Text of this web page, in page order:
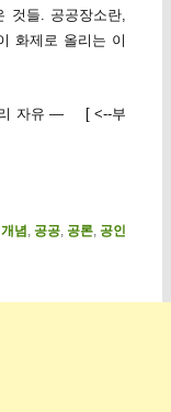
것들. 공공장소란,
화제로 올리는 이
리 자유 — [ <--부
개념 공공, 공론 공인